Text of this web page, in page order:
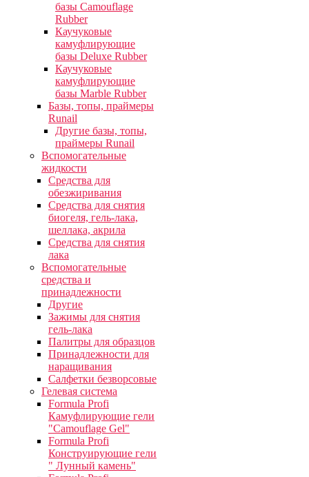
базы Camouflage
Rubber
Каучуковые
камуфлирующие
базы Deluxe Rubber
Каучуковые
камуфлирующие
базы Marble Rubber
Базы, топы, праймеры
Runail
Другие базы, топы,
праймеры Runail
Вспомогательные
жидкости
Средства для
обезжиривания
Средства для снятия
биогеля, гель-лака,
шеллака, акрила
Средства для снятия
лака
Вспомогательные
средства и
принадлежности
Другие
Зажимы для снятия
гель-лака
Палитры для образцов
Принадлежности для
наращивания
Салфетки безворсовые
Гелевая система
Formula Profi
Камуфлирующие гели
"Camouflage Gel"
Formula Profi
Конструирующие гели
" Лунный камень"